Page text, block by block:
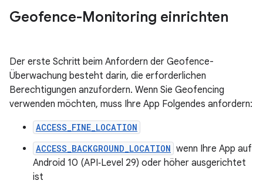
Geofence-Monitoring einrichten
Der erste Schritt beim Anfordern der Geofence-
Überwachung besteht darin, die erforderlichen
Berechtigungen anzufordern. Wenn Sie Geofencing
verwenden möchten, muss Ihre App Folgendes anfordern:
ACCESS_FINE_LOCATION
ACCESS_BACKGROUND_LOCATION wenn Ihre App auf
Android 10 (API‑Level 29) oder höher ausgerichtet
ist